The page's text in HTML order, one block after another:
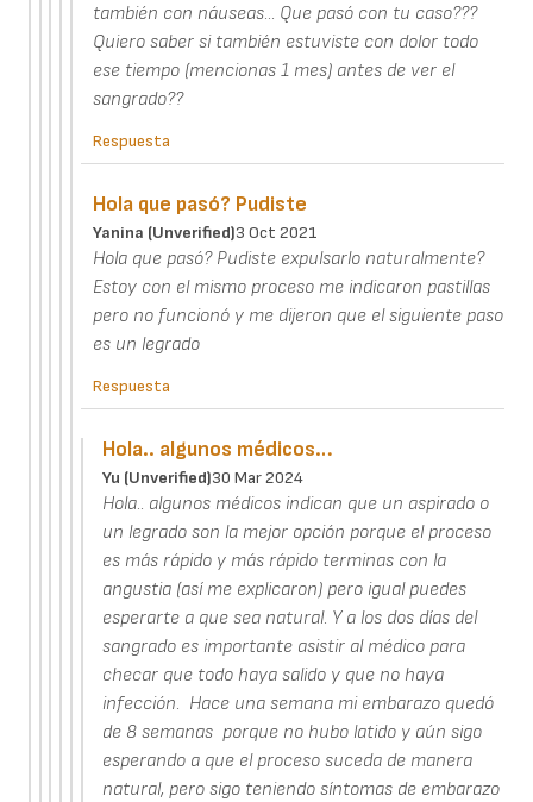
también con náuseas... Que pasó con tu caso???
Quiero saber si también estuviste con dolor todo
ese tiempo (mencionas 1 mes) antes de ver el
sangrado??
Respuesta
Hola que pasó? Pudiste
Yanina (unverified)3 Oct 2021
Hola que pasó? Pudiste expulsarlo naturalmente?
Estoy con el mismo proceso me indicaron pastillas
pero no funcionó y me dijeron que el siguiente paso
es un legrado
Respuesta
Hola.. algunos médicos…
Yu (unverified)30 Mar 2024
Hola.. algunos médicos indican que un aspirado o
un legrado son la mejor opción porque el proceso
es más rápido y más rápido terminas con la
angustia (así me explicaron) pero igual puedes
esperarte a que sea natural. Y a los dos días del
sangrado es importante asistir al médico para
checar que todo haya salido y que no haya
infección. Hace una semana mi embarazo quedó
de 8 semanas porque no hubo latido y aún sigo
esperando a que el proceso suceda de manera
natural, pero sigo teniendo síntomas de embarazo